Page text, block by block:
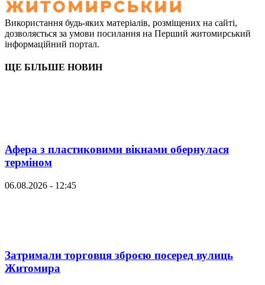
Використання будь-яких матеріалів, розміщених на сайті,
дозволяється за умови посилання на Перший житомирський
інформаційний портал.
ЩЕ БІЛЬШЕ НОВИН
Афера з пластиковими вікнами обернулася
терміном
06.08.2026 - 12:45
Затримали торговця зброєю посеред вулиць
Житомира